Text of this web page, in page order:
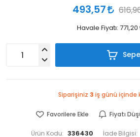
493,57
Havale Fiyatı: 771,20
Siparişiniz 3 iş günü içinde
Favorilere Ekle Fiyatı
Ürün Kodu: 336430 İade Bilgisi: